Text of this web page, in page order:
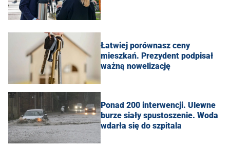
Łatwiej porównasz ceny
mieszkań. Prezydent podpisał
ważną nowelizację
Ponad 200 interwencji. Ulewne
burze siały spustoszenie. Woda
wdarła się do szpitala